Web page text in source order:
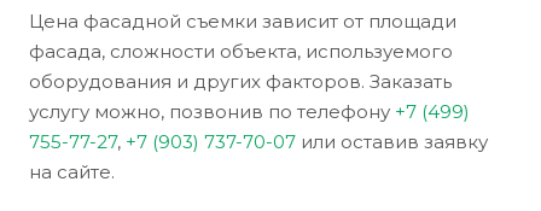
Цена фасадной съемки зависит от площади
фасада, сложности объекта, используемого
оборудования и других факторов. Заказать
услугу можно, позвонив по телефону +7 (499)
755-77-27, +7 (903) 737-70-07 или оставив заявку
на сайте.